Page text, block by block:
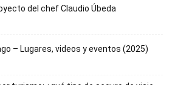
del chef Claudio Úbeda
– Lugares, videos y eventos (2025)